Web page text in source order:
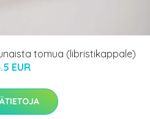
tomua (libristikappale)
EUR